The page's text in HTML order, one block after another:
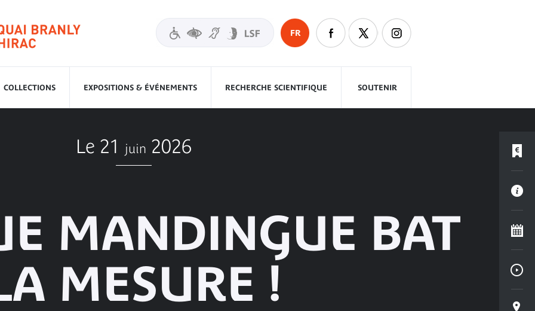
FR
COLLECTIONS EXPOSITIONS & ÉVÉNEMENTS RECHERCHE SCIENTIFIQUE SOUTENIR
Le 21 juin 2026
MANDINGUE BAT
MESURE !